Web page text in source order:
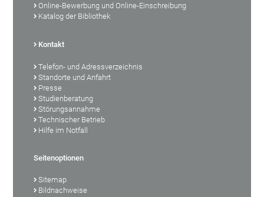
Online-Bewerbung und Online-Einschreibung
Katalog der Bibliothek
Kontakt
Telefon- und Adressverzeichnis
Standorte und Anfahrt
Presse
Studienberatung
Störungsannahme
Technischer Betrieb
Hilfe im Notfall
Seitenoptionen
Sitemap
Bildnachweise